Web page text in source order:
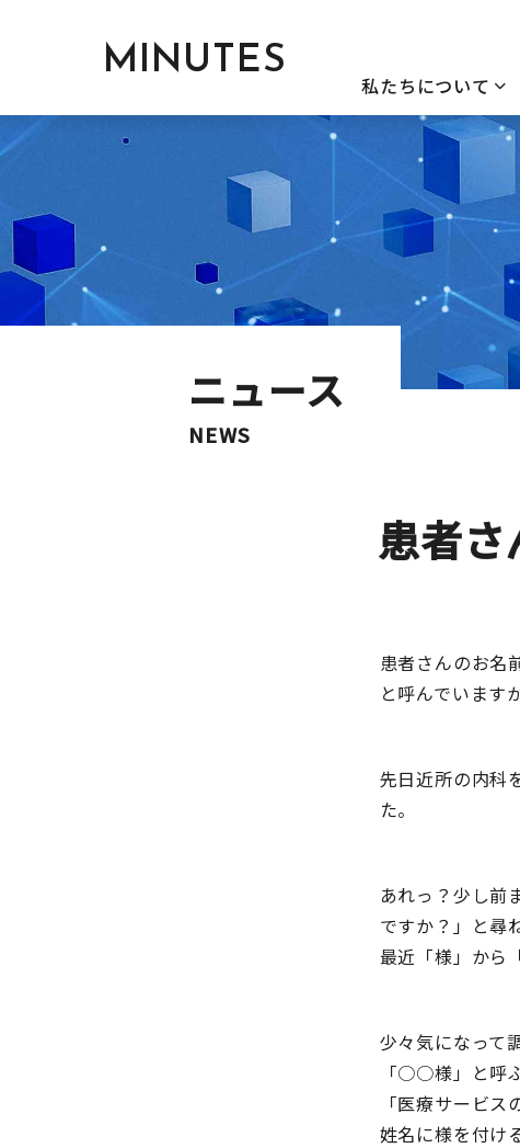
MINUTES
私たちについて
ニュース
NEWS
患者さ
患者さんのお
と呼んでいます
先日近所の内科
た。
あれっ？少し前
ですか？」と尋
最近「様」から
少々気になって
「○○様」と呼
「医療サービ
姓名に様を付け